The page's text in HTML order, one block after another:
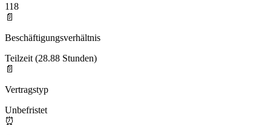
118
📄
Beschäftigungsverhältnis
Teilzeit (28.88 Stunden)
📄
Vertragstyp
Unbefristet
⏰